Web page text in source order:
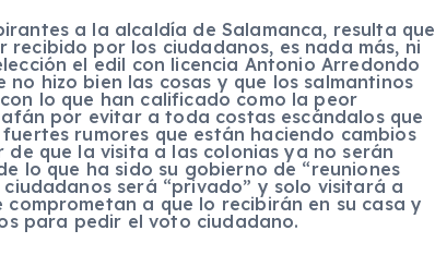
a la alcaldía de Salamanca, resulta que
recibido por los ciudadanos, es nada más, ni
el edil con licencia Antonio Arredondo
hizo bien las cosas y que los salmantinos
lo que han calificado como la peor
por evitar a toda costas escándalos que
rumores que están haciendo cambios
que la visita a las colonias ya no serán
lo que ha sido su gobierno de “reuniones
será “privado” y solo visitará a
a que lo recibirán en su casa y
para pedir el voto ciudadano.